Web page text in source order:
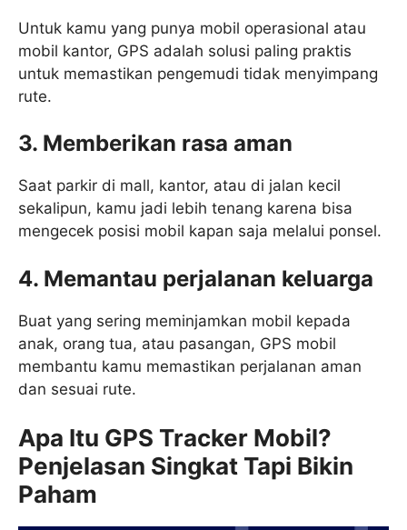
Untuk kamu yang punya mobil operasional atau
mobil kantor, GPS adalah solusi paling praktis
untuk memastikan pengemudi tidak menyimpang
rute.
3. Memberikan rasa aman
Saat parkir di mall, kantor, atau di jalan kecil
sekalipun, kamu jadi lebih tenang karena bisa
mengecek posisi mobil kapan saja melalui ponsel.
4. Memantau perjalanan keluarga
Buat yang sering meminjamkan mobil kepada
anak, orang tua, atau pasangan, GPS mobil
membantu kamu memastikan perjalanan aman
dan sesuai rute.
Apa Itu GPS Tracker Mobil?
Penjelasan Singkat Tapi Bikin
Paham